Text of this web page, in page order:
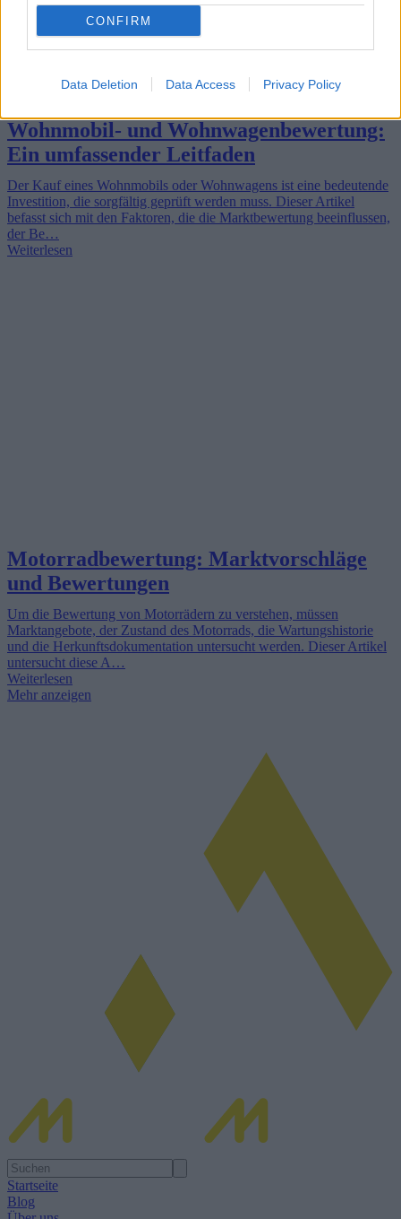
CONFIRM
Data Deletion Data Access Privacy Policy
Wohnmobil- und Wohnwagenbewertung:
Ein umfassender Leitfaden
Der Kauf eines Wohnmobils oder Wohnwagens ist eine bedeutende
Investition, die sorgfältig geprüft werden muss. Dieser Artikel
befasst sich mit den Faktoren, die die Marktbewertung beeinflussen,
der Be…
Weiterlesen
Motorradbewertung: Marktvorschläge
und Bewertungen
Um die Bewertung von Motorrädern zu verstehen, müssen
Marktangebote, der Zustand des Motorrads, die Wartungshistorie
und die Herkunftsdokumentation untersucht werden. Dieser Artikel
untersucht diese A…
Weiterlesen
Mehr anzeigen
Startseite
Blog